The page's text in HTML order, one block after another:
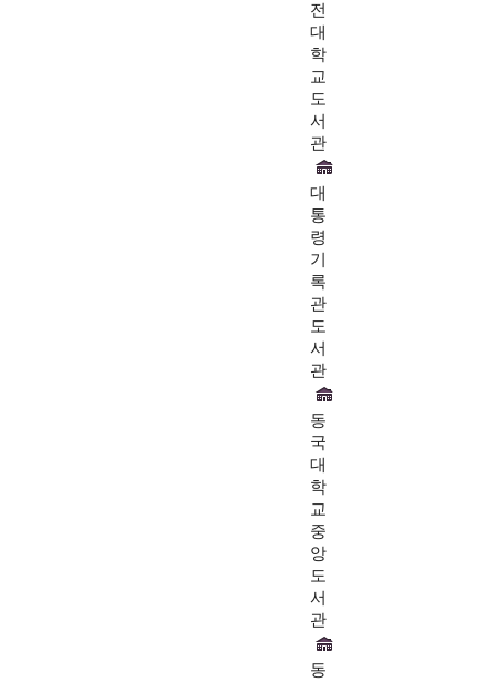
전
대
학
교
도
서
관
대
통
령
기
록
관
도
서
관
동
국
대
학
교
중
앙
도
서
관
동